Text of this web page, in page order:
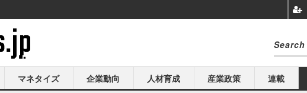
マネタイズ 企業動向 人材育成 産業政策 連載